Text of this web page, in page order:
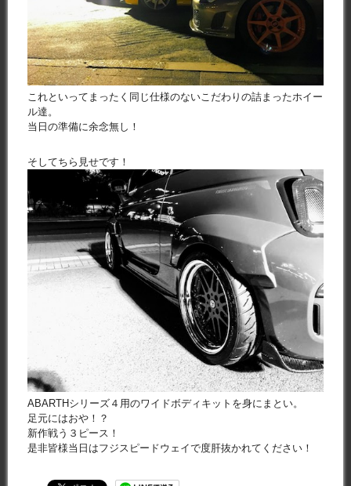
これといってまったく同じ仕様のないこだわりの詰まったホイー
ル達。
当日の準備に余念無し！
そしてちら見せです！
ABARTHシリーズ４用のワイドボディキットを身にまとい。
足元にはおや！？
新作戦う３ピース！
是非皆様当日はフジスピードウェイで度肝抜かれてください！